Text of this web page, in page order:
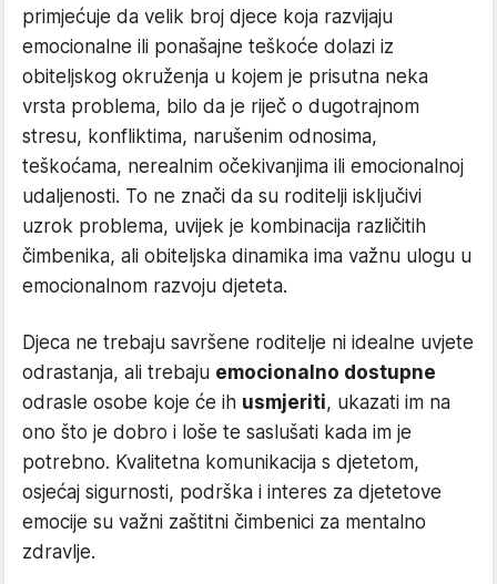
primjećuje da velik broj djece koja razvijaju
emocionalne ili ponašajne teškoće dolazi iz
obiteljskog okruženja u kojem je prisutna neka
vrsta problema, bilo da je riječ o dugotrajnom
stresu, konfliktima, narušenim odnosima,
teškoćama, nerealnim očekivanjima ili emocionalnoj
udaljenosti. To ne znači da su roditelji isključivi
uzrok problema, uvijek je kombinacija različitih
čimbenika, ali obiteljska dinamika ima važnu ulogu u
emocionalnom razvoju djeteta.
Djeca ne trebaju savršene roditelje ni idealne uvjete
odrastanja, ali trebaju emocionalno dostupne
odrasle osobe koje će ih usmjeriti, ukazati im na
ono što je dobro i loše te saslušati kada im je
potrebno. Kvalitetna komunikacija s djetetom,
osjećaj sigurnosti, podrška i interes za djetetove
emocije su važni zaštitni čimbenici za mentalno
zdravlje.